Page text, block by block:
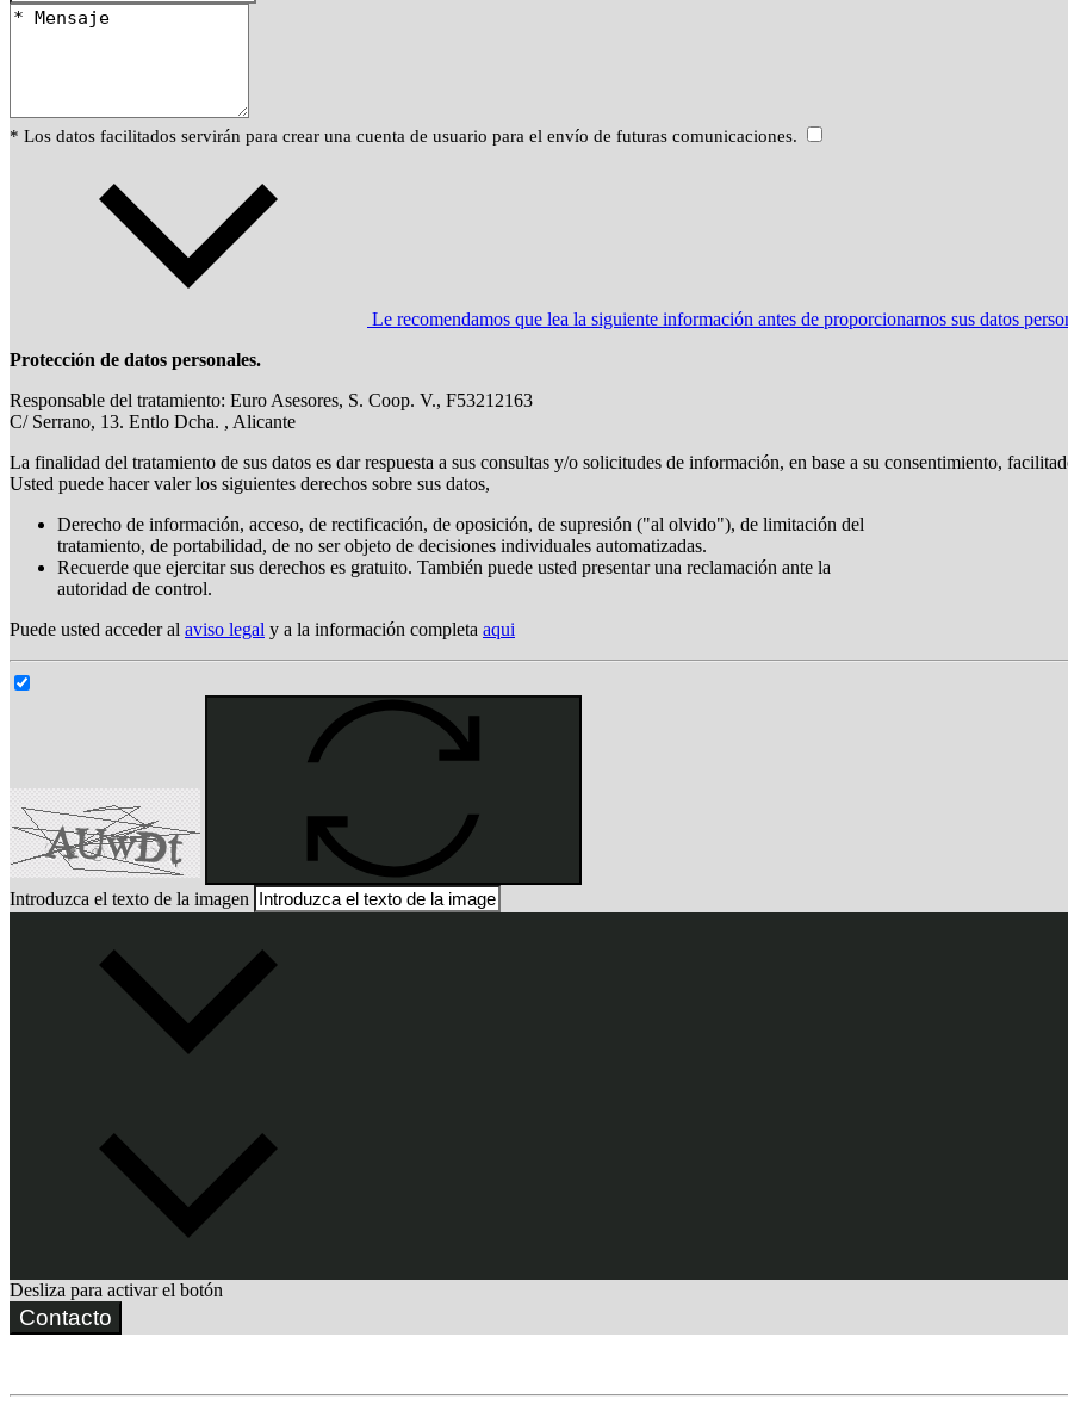
* Los datos facilitados servirán para crear una cuenta de usuario para el envío de futuras comunicaciones.
Le recomendamos que lea la siguiente información antes de proporcionarnos sus datos
Protección de datos personales.
Responsable del tratamiento: Euro Asesores, S. Coop. V., F53212163
C/ Serrano, 13. Entlo Dcha. , Alicante
La finalidad del tratamiento de sus datos es dar respuesta a sus consultas y/o solicitudes de información, en base a su consentimiento,
Usted puede hacer valer los siguientes derechos sobre sus datos,
Derecho de información, acceso, de rectificación, de oposición, de supresión ("al olvido"), de limitación del
tratamiento, de portabilidad, de no ser objeto de decisiones individuales automatizadas.
Recuerde que ejercitar sus derechos es gratuito. También puede usted presentar una reclamación ante la
autoridad de control.
Puede usted acceder al aviso legal y a la información completa aqui
Introduzca el texto de la imagen
Desliza para activar el botón
Contacto